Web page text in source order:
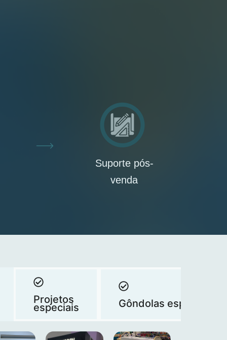
Suporte pós-
venda
Projetos
especiais Gôndolas especiais